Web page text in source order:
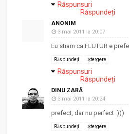
Răspunsuri
Răspundeți
ANONIM
3 mai 2011 la 20:07
Eu stiam ca FLUTUR e
Răspundeți Ștergere
Răspunsuri
Răspundeți
DINU ZARĂ
3 mai 2011 la 20:24
prefect, dar nu perfect :)))
Răspundeți Ștergere